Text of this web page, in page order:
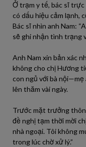
Ở trạm y tế, bác sĩ trực
có dấu hiệu cảm lạnh,
Bác sĩ nhìn anh Nam:
sẽ ghi nhận tình trạng
Anh Nam xin bản xác
không cho chị Hương
con ngủ với bà
lên thăm vài ngày.
Trước mặt trưởng thôn
đề nghị tạm thời mời
nhà ngoại. Tôi không
trong lúc chờ xử lý.”